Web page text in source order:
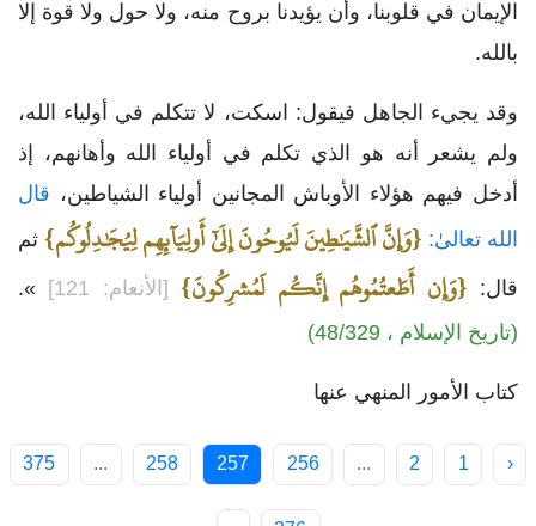
الإيمان في قلوبنا، وأن يؤيدنا بروح منه، ولا حول ولا قوة إلا
بالله.
وقد يجيء الجاهل فيقول: اسكت، لا تتكلم في أولياء الله،
ولم يشعر أنه هو الذي تكلم في أولياء الله وأهانهم، إذ
أدخل فيهم هؤلاء الأوباش المجانين أولياء الشياطين، قال
الله تعالىٰ: {وَإِنَّ ٱلشَّيَٰطِينَ لَيُوحُونَ إِلَىٰٓ أَولِيَآئِهِم لِيُجَٰدِلُوكُم} ثم
قال: {وَإِن أَطَعتُمُوهُم إِنَّكُم لَمُشرِكُونَ} [الأنعام: 121]
».
(تاريخ الإسلام ، 48/329)
كتاب الأمور المنهي عنها
‹
1
2
...
256
257
258
...
375